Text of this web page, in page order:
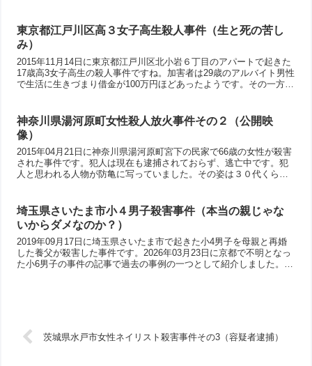
す。経緯を考えていくと、容疑者側に問題があるのは当然として、
いくつか不幸な偶然も重なったのかと推測しています。
東京都江戸川区高３女子高生殺人事件（生と死の苦し
み）
2015年11月14日に東京都江戸川区北小岩６丁目のアパートで起きた
17歳高3女子高生の殺人事件ですね。加害者は29歳のアルバイト男性
で生活に生きづまり借金が100万円ほどあったようです。その一方で
ます。自ら死の苦しみを理解できたなら殺害された女子高生の苦し
みも理解して欲しいですね。
神奈川県湯河原町女性殺人放火事件その２（公開映
像）
2015年04月21日に神奈川県湯河原町宮下の民家で66歳の女性が殺害
された事件です。犯人は現在も逮捕されておらず、逃亡中です。犯
人と思われる人物が防亀に写っていました。その姿は３０代くらい
の防犯カメラ映像についてです。紙袋が目立ってますね。
埼玉県さいたま市小４男子殺害事件（本当の親じゃな
いからダメなのか？）
2019年09月17日に埼玉県さいたま市で起きた小4男子を母親と再婚
した養父が殺害した事件です。2026年03月23日に京都で不明となっ
た小6男子の事件の記事で過去の事例の一つとして紹介しました。た
茨城県水戸市女性ネイリスト殺害事件その3（容疑者逮捕）